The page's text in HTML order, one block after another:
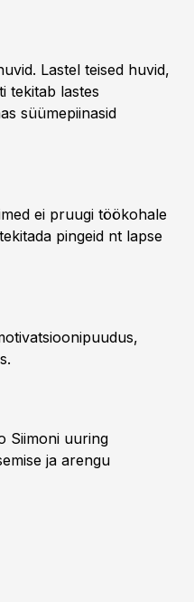
Lastel teised huvid,
tekitab lastes
süümepiinasid
ei pruugi töökohale
pingeid nt lapse
Siimoni uuring
ja arengu